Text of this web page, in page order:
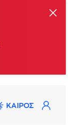
ΚΑΙΡΟΣ